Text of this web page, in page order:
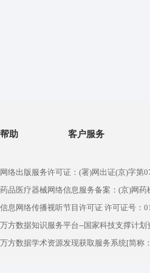
帮助 客户服务
网络出版服务许可证：(署)网出证(京)字第
药品医疗器械网络信息服务备案：(京)网
信息网络传播视听节目许可证 许可证号：
万方数据知识服务平台--国家科技支撑计划
万方数据学术资源发现获取服务系统[简称